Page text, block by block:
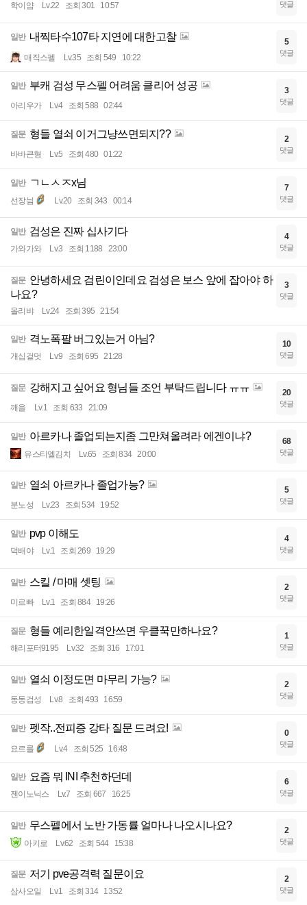
학이얌 Lv.22 조회 301 10:57 댓글
일반 내찍타수107타 지연에 대한고찰
매직스펠 Lv.35 조회 549 10:22
5
댓글
일반 부캐 검성 무스펠 어려움 클리어 성공
아리우가 Lv.4 조회 588 02:44
3
댓글
질문 형들 열쇠 이거그냥쓰면되지??
바바큰형 Lv.5 조회 480 01:22
2
댓글
일반 ㄱㄴㅅㅈx님
선장늼 Lv.20 조회 343 00:14
7
댓글
일반 검성은 진짜 십사기다
가와가와 Lv.3 조회 1188 23:00
4
댓글
질문 안녕하세요 검린이인데요 검성은 보스 앞에 잡아야 하
나요?
올리뱌 Lv.24 조회 395 21:54
3
댓글
일반 격노폭팔 버그있는거 아님?
개십겉멋 Lv.9 조회 695 21:28
10
댓글
질문 강해지고 싶어요 형님들 조언 부탁드립니다 ㅠㅠ
깨을 Lv.1 조회 633 21:09
20
댓글
일반 아르카나 졸업되는지좀 그만쳐올려라 에겐이냐?
유스티엘김치 Lv.65 조회 834 20:00
68
댓글
일반 열쇠 아르카나 졸업가능?
분노성 Lv.23 조회 534 19:52
5
댓글
일반 pvp 이해도
덕배야 Lv.1 조회 269 19:29
4
댓글
일반 스킬 / 마매 셋팅
미르빠 Lv.1 조회 884 19:26
2
댓글
질문 형들 예리한일격안쓰면 우클꾹만하나요?
해리포터9195 Lv.32 조회 316 17:01
1
댓글
일반 열쇠 이정도면 마무리 가능?
동동검성 Lv.8 조회 493 16:59
2
댓글
일반 펫작..전피증 강타 질문 드려요!
요르를 Lv.4 조회 525 16:48
0
댓글
일반 요즘 뭐 INI 추천하던데
젠이노닉스 Lv.7 조회 667 16:25
6
댓글
일반 무스펠에서 노반 가동률 얼마나 나오시나요?
아키로 Lv.62 조회 544 15:38
2
댓글
질문 저기 pve공격력 질문이요
삼사오일 Lv.1 조회 314 13:52
2
댓글